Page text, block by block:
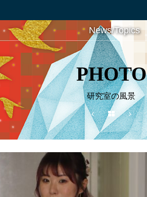
News/Topics
PHOTO
研究室の風景